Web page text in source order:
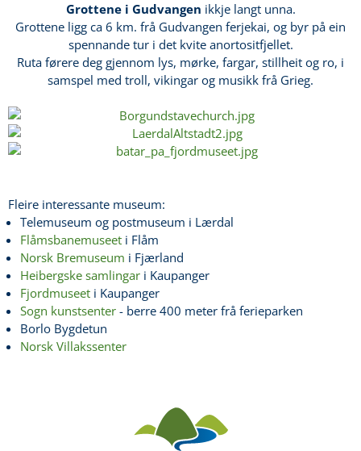
Grottene i Gudvangen ikkje langt unna.
Grottene ligg ca 6 km. frå Gudvangen ferjekai, og byr på ein
spennande tur i det kvite anortositfjellet.
Ruta førere deg gjennom lys, mørke, fargar, stillheit og ro, i
samspel med troll, vikingar og musikk frå Grieg.
Fleire interessante museum:
Telemuseum og postmuseum i Lærdal
Flåmsbanemuseet i Flåm
Norsk Bremuseum i Fjærland
Heibergske samlingar i Kaupanger
Fjordmuseet i Kaupanger
Sogn kunstsenter - berre 400 meter frå ferieparken
Borlo Bygdetun
Norsk Villakssenter